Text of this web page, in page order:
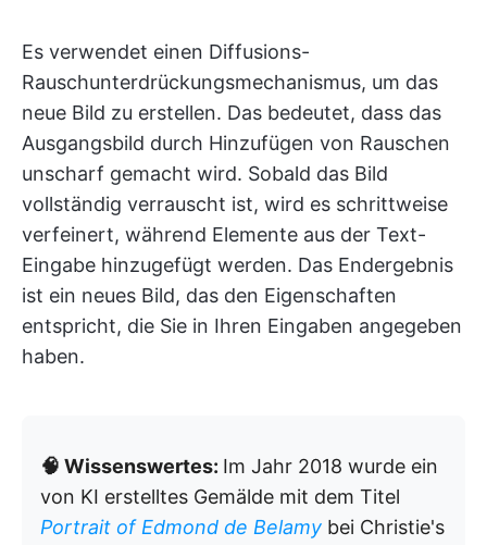
Es verwendet einen Diffusions-
Rauschunterdrückungsmechanismus, um das
neue Bild zu erstellen. Das bedeutet, dass das
Ausgangsbild durch Hinzufügen von Rauschen
unscharf gemacht wird. Sobald das Bild
vollständig verrauscht ist, wird es schrittweise
verfeinert, während Elemente aus der Text-
Eingabe hinzugefügt werden. Das Endergebnis
ist ein neues Bild, das den Eigenschaften
entspricht, die Sie in Ihren Eingaben angegeben
haben.
🧠 Wissenswertes: Im Jahr 2018 wurde ein
von KI erstelltes Gemälde mit dem Titel
Portrait of Edmond de Belamy bei Christie's